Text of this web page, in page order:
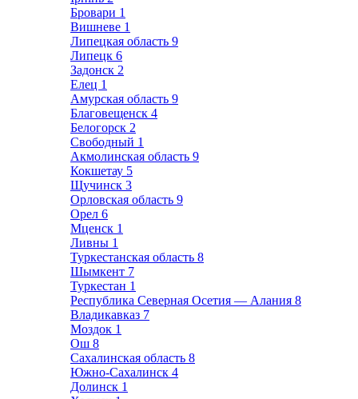
Бровари 1
Вишневе 1
Липецкая область 9
Липецк 6
Задонск 2
Елец 1
Амурская область 9
Благовещенск 4
Белогорск 2
Свободный 1
Акмолинская область 9
Кокшетау 5
Щучинск 3
Орловская область 9
Орел 6
Мценск 1
Ливны 1
Туркестанская область 8
Шымкент 7
Туркестан 1
Республика Северная Осетия — Алания 8
Владикавказ 7
Моздок 1
Ош 8
Сахалинская область 8
Южно-Сахалинск 4
Долинск 1